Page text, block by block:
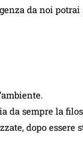
da noi potrai
da sempre la
dopo